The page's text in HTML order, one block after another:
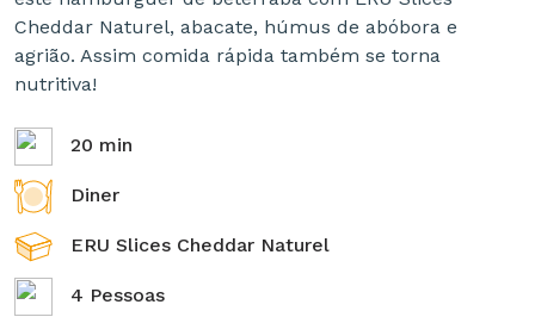
Cheddar Naturel, abacate, húmus de abóbora e
agrião. Assim comida rápida também se torna
nutritiva!
20 min
Diner
ERU Slices Cheddar Naturel
4 Pessoas